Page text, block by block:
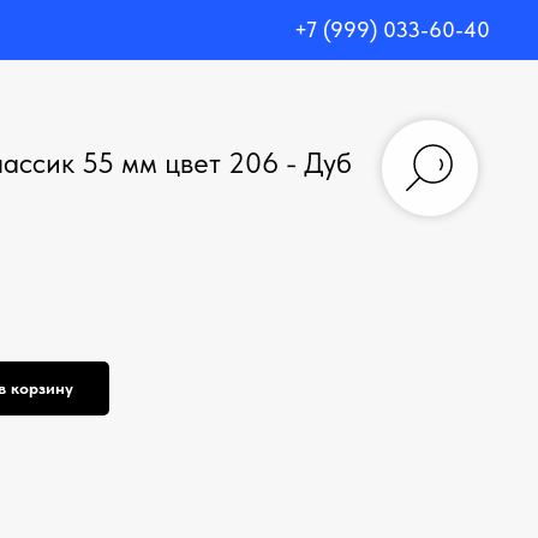
+7 (999) 033-60-40
55 мм цвет 206 - Дуб
корзину